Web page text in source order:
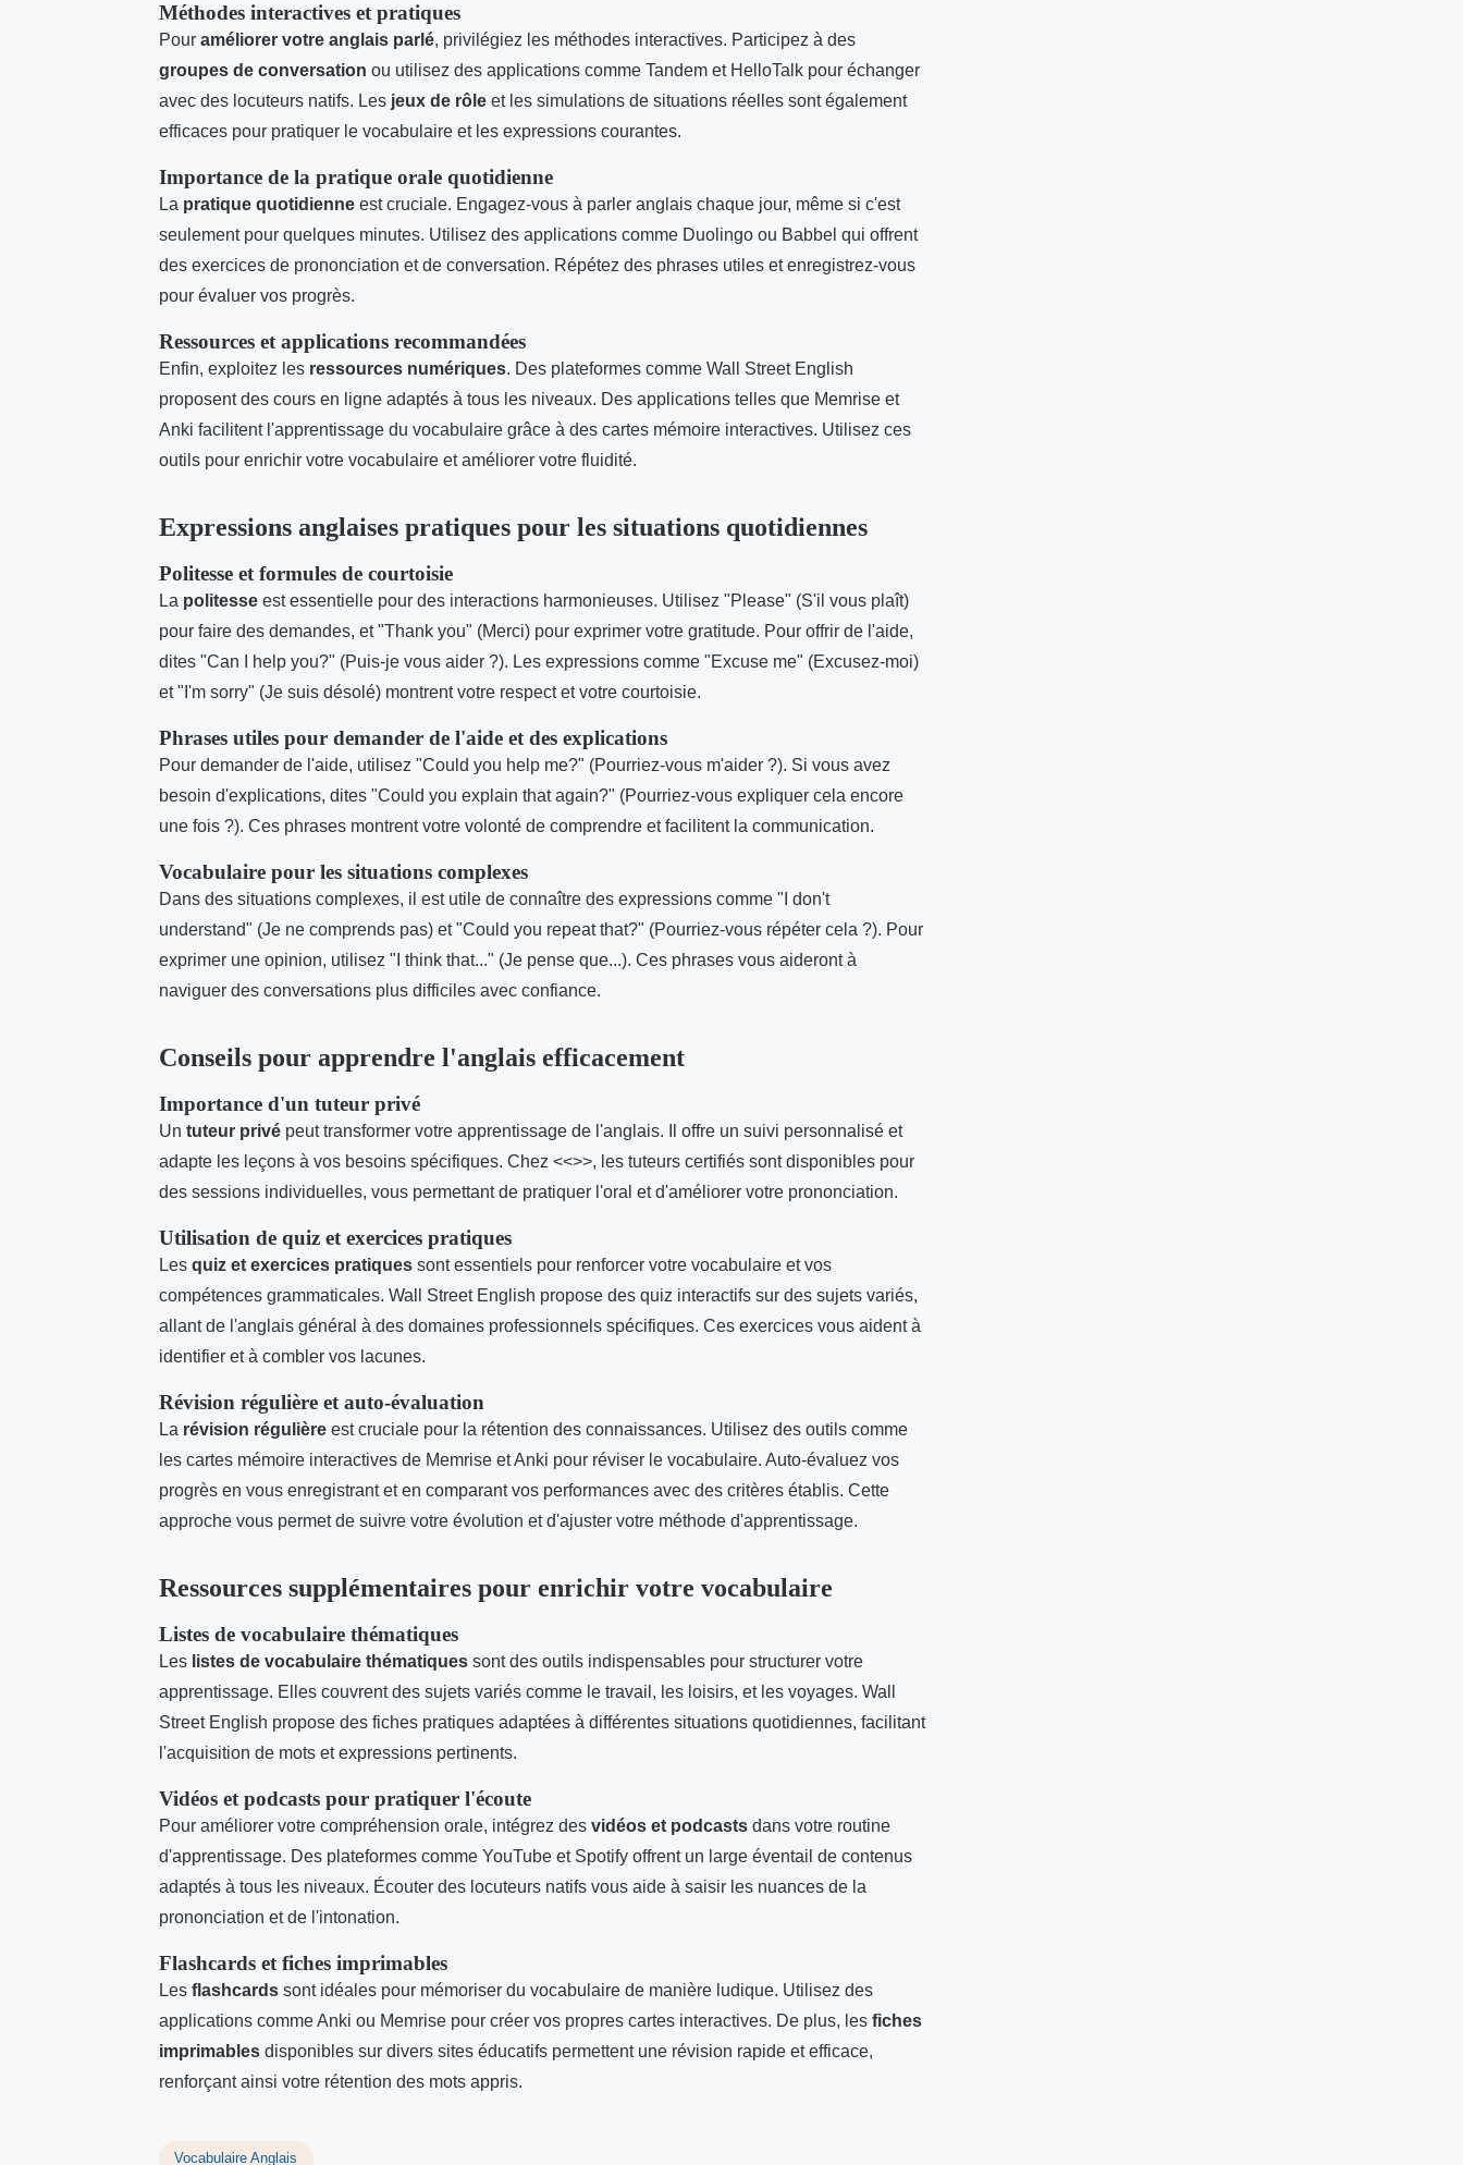
Méthodes interactives et pratiques
Pour améliorer votre anglais parlé, privilégiez les méthodes interactives. Participez à des
groupes de conversation ou utilisez des applications comme Tandem et HelloTalk pour échanger
avec des locuteurs natifs. Les jeux de rôle et les simulations de situations réelles sont également
efficaces pour pratiquer le vocabulaire et les expressions courantes.
Importance de la pratique orale quotidienne
La pratique quotidienne est cruciale. Engagez-vous à parler anglais chaque jour, même si c'est
seulement pour quelques minutes. Utilisez des applications comme Duolingo ou Babbel qui offrent
des exercices de prononciation et de conversation. Répétez des phrases utiles et enregistrez-vous
pour évaluer vos progrès.
Ressources et applications recommandées
Enfin, exploitez les ressources numériques. Des plateformes comme Wall Street English
proposent des cours en ligne adaptés à tous les niveaux. Des applications telles que Memrise et
Anki facilitent l'apprentissage du vocabulaire grâce à des cartes mémoire interactives. Utilisez ces
outils pour enrichir votre vocabulaire et améliorer votre fluidité.
Expressions anglaises pratiques pour les situations quotidiennes
Politesse et formules de courtoisie
La politesse est essentielle pour des interactions harmonieuses. Utilisez "Please" (S'il vous plaît)
pour faire des demandes, et "Thank you" (Merci) pour exprimer votre gratitude. Pour offrir de l'aide,
dites "Can I help you?" (Puis-je vous aider ?). Les expressions comme "Excuse me" (Excusez-moi)
et "I'm sorry" (Je suis désolé) montrent votre respect et votre courtoisie.
Phrases utiles pour demander de l'aide et des explications
Pour demander de l'aide, utilisez "Could you help me?" (Pourriez-vous m'aider ?). Si vous avez
besoin d'explications, dites "Could you explain that again?" (Pourriez-vous expliquer cela encore
une fois ?). Ces phrases montrent votre volonté de comprendre et facilitent la communication.
Vocabulaire pour les situations complexes
Dans des situations complexes, il est utile de connaître des expressions comme "I don't
understand" (Je ne comprends pas) et "Could you repeat that?" (Pourriez-vous répéter cela ?). Pour
exprimer une opinion, utilisez "I think that..." (Je pense que...). Ces phrases vous aideront à
naviguer des conversations plus difficiles avec confiance.
Conseils pour apprendre l'anglais efficacement
Importance d'un tuteur privé
Un tuteur privé peut transformer votre apprentissage de l'anglais. Il offre un suivi personnalisé et
adapte les leçons à vos besoins spécifiques. Chez <<>>, les tuteurs certifiés sont disponibles pour
des sessions individuelles, vous permettant de pratiquer l'oral et d'améliorer votre prononciation.
Utilisation de quiz et exercices pratiques
Les quiz et exercices pratiques sont essentiels pour renforcer votre vocabulaire et vos
compétences grammaticales. Wall Street English propose des quiz interactifs sur des sujets variés,
allant de l'anglais général à des domaines professionnels spécifiques. Ces exercices vous aident à
identifier et à combler vos lacunes.
Révision régulière et auto-évaluation
La révision régulière est cruciale pour la rétention des connaissances. Utilisez des outils comme
les cartes mémoire interactives de Memrise et Anki pour réviser le vocabulaire. Auto-évaluez vos
progrès en vous enregistrant et en comparant vos performances avec des critères établis. Cette
approche vous permet de suivre votre évolution et d'ajuster votre méthode d'apprentissage.
Ressources supplémentaires pour enrichir votre vocabulaire
Listes de vocabulaire thématiques
Les listes de vocabulaire thématiques sont des outils indispensables pour structurer votre
apprentissage. Elles couvrent des sujets variés comme le travail, les loisirs, et les voyages. Wall
Street English propose des fiches pratiques adaptées à différentes situations quotidiennes, facilitant
l'acquisition de mots et expressions pertinents.
Vidéos et podcasts pour pratiquer l'écoute
Pour améliorer votre compréhension orale, intégrez des vidéos et podcasts dans votre routine
d'apprentissage. Des plateformes comme YouTube et Spotify offrent un large éventail de contenus
adaptés à tous les niveaux. Écouter des locuteurs natifs vous aide à saisir les nuances de la
prononciation et de l'intonation.
Flashcards et fiches imprimables
Les flashcards sont idéales pour mémoriser du vocabulaire de manière ludique. Utilisez des
applications comme Anki ou Memrise pour créer vos propres cartes interactives. De plus, les fiches
imprimables disponibles sur divers sites éducatifs permettent une révision rapide et efficace,
renforçant ainsi votre rétention des mots appris.
Vocabulaire Anglais